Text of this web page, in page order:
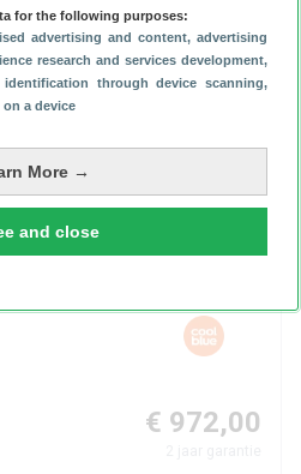
for the following purposes:
advertising and content, advertising
research and services development,
through device scanning,
a device
More →
and close
€ 971,95
aanbieding
€ 972,00